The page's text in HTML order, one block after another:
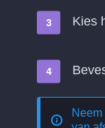
Kies